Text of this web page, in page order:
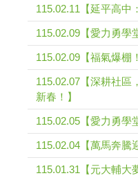
115.02.11【延平高中
115.02.09【愛力勇學
115.02.09【福氣爆棚
115.02.07【深耕社區
新春！】
115.02.05【愛力勇學
115.02.04【萬馬奔騰
115.01.31【元大輔大